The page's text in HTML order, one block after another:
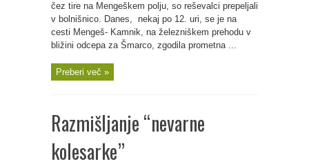
čez tire na Mengeškem polju, so reševalci prepeljali
v bolnišnico. Danes, nekaj po 12. uri, se je na
cesti Mengeš- Kamnik, na železniškem prehodu v
bližini odcepa za Šmarco, zgodila prometna ...
Preberi več »
Razmišljanje “nevarne
kolesarke”